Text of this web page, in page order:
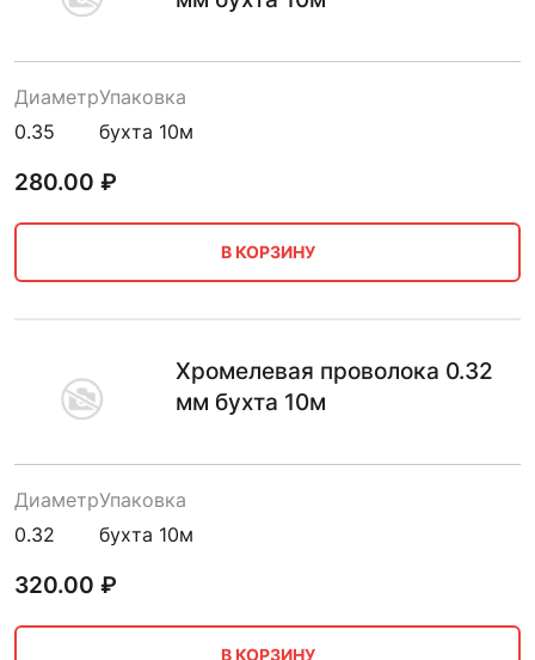
Диаметр
0.35
Упаковка
бухта 10м
280.00 ₽
В КОРЗИНУ
Хромелевая проволока 0.32
мм бухта 10м
Диаметр
0.32
Упаковка
бухта 10м
320.00 ₽
В КОРЗИНУ